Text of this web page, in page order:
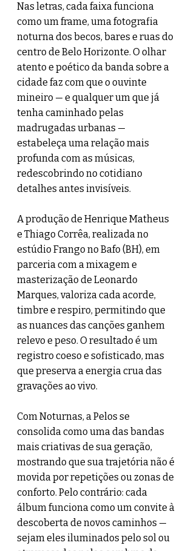
Nas letras, cada faixa funciona
como um frame, uma fotografia
noturna dos becos, bares e ruas do
centro de Belo Horizonte. O olhar
atento e poético da banda sobre a
cidade faz com que o ouvinte
mineiro — e qualquer um que já
tenha caminhado pelas
madrugadas urbanas —
estabeleça uma relação mais
profunda com as músicas,
redescobrindo no cotidiano
detalhes antes invisíveis.
A produção de Henrique Matheus
e Thiago Corrêa, realizada no
estúdio Frango no Bafo (BH), em
parceria com a mixagem e
masterização de Leonardo
Marques, valoriza cada acorde,
timbre e respiro, permitindo que
as nuances das canções ganhem
relevo e peso. O resultado é um
registro coeso e sofisticado, mas
que preserva a energia crua das
gravações ao vivo.
Com Noturnas, a Pelos se
consolida como uma das bandas
mais criativas de sua geração,
mostrando que sua trajetória não é
movida por repetições ou zonas de
conforto. Pelo contrário: cada
álbum funciona como um convite à
descoberta de novos caminhos —
sejam eles iluminados pelo sol ou